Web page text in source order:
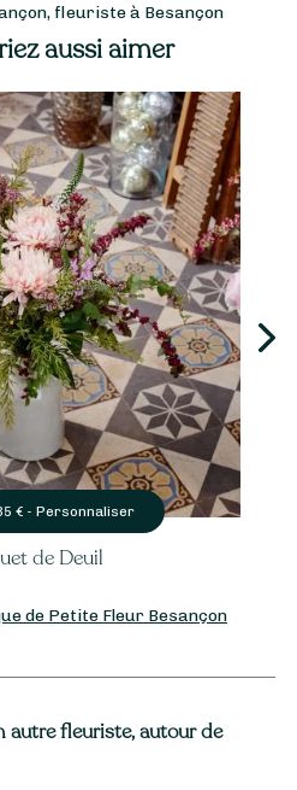
fleuriste à Besançon
aussi aimer
€ - Personnaliser
de Deuil
de Petite Fleur Besançon
autre fleuriste, autour de